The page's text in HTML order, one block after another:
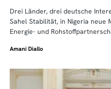
Drei Länder, drei deutsche
Sahel Stabilität, in Nigeria neue
Energie- und
Amani Diallo